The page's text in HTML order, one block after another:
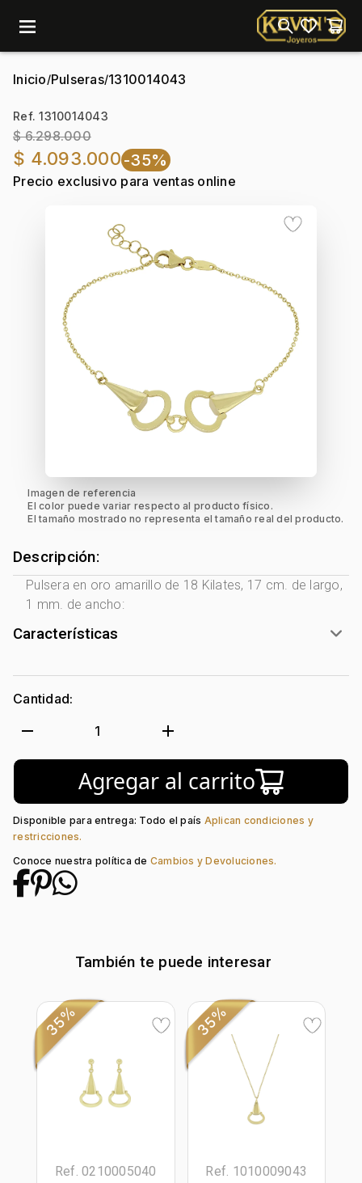
menu
Inicio/Pulseras/1310014043
Ref. 1310014043
$ 6.298.000
$ 4.093.000 -35%
Precio exclusivo para ventas online
Imagen de referencia
El color puede variar respecto al producto físico.
El tamaño mostrado no representa el tamaño real del producto.
Descripción:
Pulsera en oro amarillo de 18 Kilates, 17 cm. de largo,
1 mm. de ancho:
Características
Género: Mujer
Tono Metal:
Metal: Oro 18 Kilates
Figuras Geométricas
Longitud: 17
Tipo de terminado:
Liso
Tipo de Broche:
Pico Loro
Cantidad:
remove 1 add
Agregar al carrito
Disponible para entrega: Todo el país Aplican condiciones y
restricciones.
Conoce nuestra política de Cambios y Devoluciones.
También te puede interesar
35%
Ref. 0210005040
35%
Ref. 1010009043